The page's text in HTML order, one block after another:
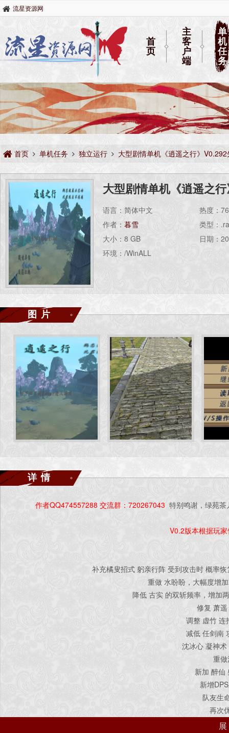
流星资源网
首
页
主
客
户
端
单
机
任
务
首页 单机任务 独立运行 大型剧情单机《逍遥之行》
大型剧情单机《逍遥之
语言：简体中文
作者： 暮雪
大小：8 GB
环境：/WinALL
热度：
类型：
日期：
图片
详情
作者QQ474557288 交流群：720267043 特别鸣谢，绿苑
V0.2版本根据玩
补充橘叟招式 躬亲行阵 受到攻击时 概率
重做 水盼盼，大幅度增
降低 古实 的双斩频率，增加
修复 萧
调整 虚竹 连
减低 任剑南
沈冰心 凝神
重
新加 醉仙
新增
队友生
再次
，增加辟邪老